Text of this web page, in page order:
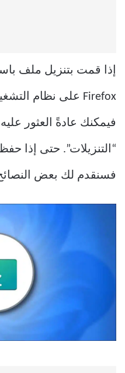
فيمكنك عادةً العثور
“التنزيلات”. حتى إذا
فسنقدم لك بعض